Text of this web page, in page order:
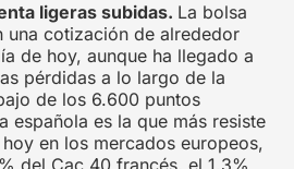
ligeras subidas. La bolsa
una cotización de alrededor
de hoy, aunque ha llegado a
pérdidas a lo largo de la
de los 6.600 puntos
española es la que más resiste
en los mercados europeos,